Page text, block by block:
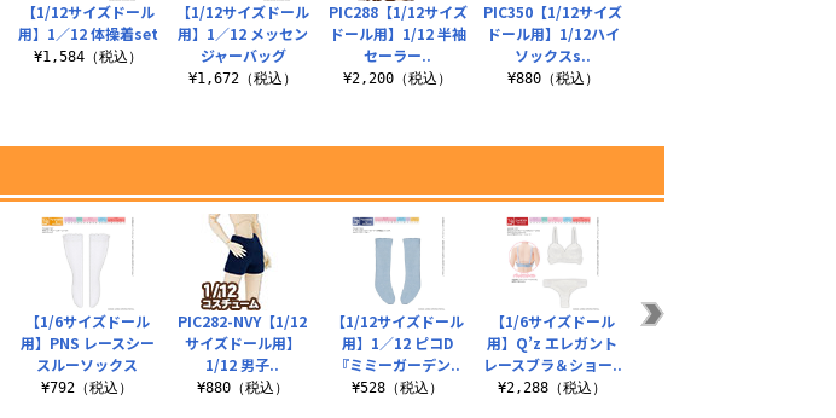
【1/12サイズドール
用】1／12 体操着set
¥1,584（税込）
【1/12サイズドール
用】1／12 メッセン
ジャーバッグ
¥1,672（税込）
PIC288【1/12サイズ
ドール用】1/12 半袖
セーラー..
¥2,200（税込）
PIC350【1/12サイズ
ドール用】1/12ハイ
ソックスs..
¥880（税込）
【1/6サイズドール
用】PNS レースシー
スルーソックス
¥792（税込）
PIC282-NVY【1/12
サイズドール用】
1/12 男子..
¥880（税込）
【1/12サイズドール
用】1／12 ピコD
『ミミーガーデン..
¥528（税込）
【1/6サイズドール
用】Q’z エレガント
レースブラ＆ショー..
¥2,288（税込）
MagJewel 60mmネ